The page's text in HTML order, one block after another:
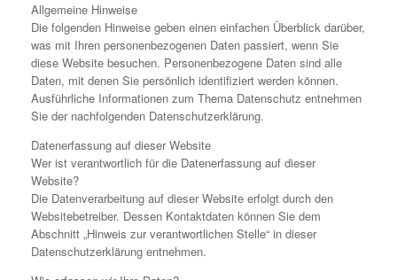
Allgemeine Hinweise
Die folgenden Hinweise geben einen einfachen Überblick darüber,
was mit Ihren personenbezogenen Daten passiert, wenn Sie
diese Website besuchen. Personenbezogene Daten sind alle
Daten, mit denen Sie persönlich identifiziert werden können.
Ausführliche Informationen zum Thema Datenschutz entnehmen
Sie der nachfolgenden Datenschutzerklärung.
Datenerfassung auf dieser Website
Wer ist verantwortlich für die Datenerfassung auf dieser
Website?
Die Datenverarbeitung auf dieser Website erfolgt durch den
Websitebetreiber. Dessen Kontaktdaten können Sie dem
Abschnitt „Hinweis zur verantwortlichen Stelle“ in dieser
Datenschutzerklärung entnehmen.